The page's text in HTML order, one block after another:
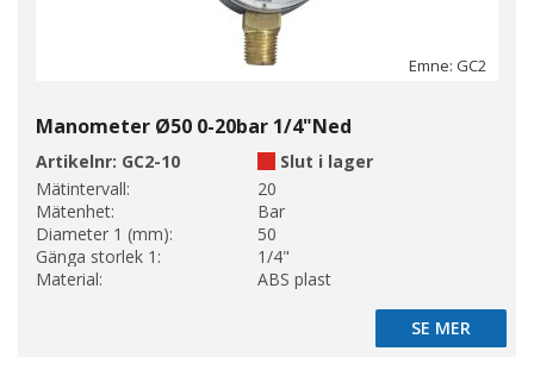
Emne: GC2
Manometer Ø50 0-20bar 1/4"Ned
Artikelnr: GC2-10
Slut i lager
Mätintervall:
20
Mätenhet:
Bar
Diameter 1 (mm):
50
Gänga storlek 1:
1/4"
Material:
ABS plast
SE MER
SE MER